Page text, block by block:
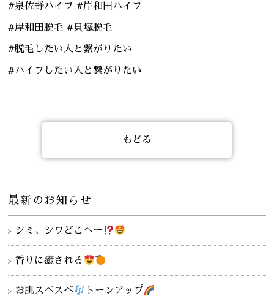
#泉佐野ハイフ #岸和田ハイフ
#岸和田脱毛 #貝塚脱毛
#脱毛したい人と繋がりたい
#ハイフしたい人と繋がりたい
もどる
最新のお知らせ
シミ、シワどこへー
香りに癒される
お肌スベスベ トーンアップ